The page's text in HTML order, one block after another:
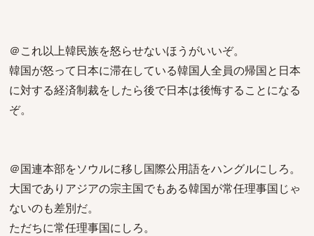
＠これ以上韓民族を怒らせないほうがいいぞ。
韓国が怒って日本に滞在している韓国人全員の帰国と日本
に対する経済制裁をしたら後で日本は後悔することになる
ぞ。
＠国連本部をソウルに移し国際公用語をハングルにしろ。
大国でありアジアの宗主国でもある韓国が常任理事国じゃ
ないのも差別だ。
ただちに常任理事国にしろ。